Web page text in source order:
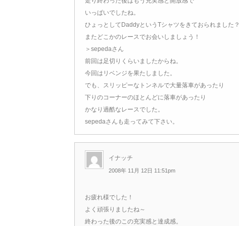
いっぱいでしたね。
ひょっとしてDaddyというTシャツをきておられました？
またどこかのレースでお会いしましょう！
＞sepedaさん
前回は足切りくらいましたからね。
今回はリベンジを果たしました。
でも、スリッピーなトンネルで大量落車があったり
下りのコーナーのほとんどに落車があったり
かなり過酷なレースでした。
sepedaさんも走ってみて下さい。
イナッチ
2008年 11月 12日 11:51pm
お疲れ様でした！
よく頑張りましたね～
終わった後のこの充実感と達成感。